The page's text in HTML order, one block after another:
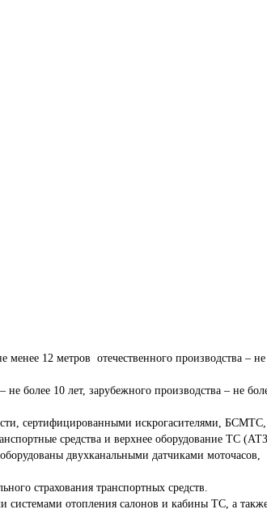
12 метров  отечественного производства – не
более 10 лет, зарубежного производства – не
сертифицированными искрогасителями, БСМТС,
средства и верхнее оборудование ТС
двухканальными датчиками моточасов,
страхования транспортных средств.
системами отопления салонов и кабины ТС, а